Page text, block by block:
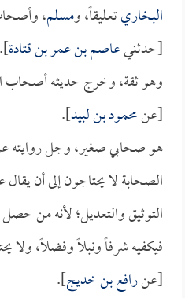
البخاريتعليقاً، ومسلم،
[حدثنيعاصم بن عمر بن قتادة].
وهو ثقة، وخرج حديثه أصحاب
[عنمحمود بن لبيد].
هو صحابي صغير، وجل روايته
الصحابة لا يحتاجون إلى أن
التوثيق والتعديل؛ لأنه من
فيكفيه شرفاً ونبلاً وفضلاً، ولا
[عنرافع بن خديج].